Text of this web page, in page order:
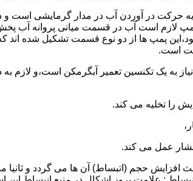
حرکت در آوردن آب در مدار گرمایشی است و
عملکرداین نوع پمپ لازم است آب در قسمت
پمپ ها از دو نوع قسمت تشکیل شده
است.
به یک تکنسین تعمیر آبگرمکن است،و
عمل می کند.
افزایش حجم (اتبساط) آن ها می گردد و